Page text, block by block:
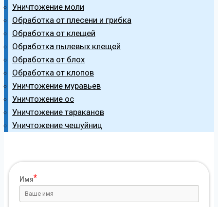
Уничтожение моли
Обработка от плесени и грибка
Обработка от клещей
Обработка пылевых клещей
Обработка от блох
Обработка от клопов
Уничтожение муравьев
Уничтожение ос
Уничтожение тараканов
Уничтожение чешуйниц
Имя